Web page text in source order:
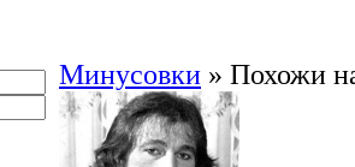
Минусовки » Похожи